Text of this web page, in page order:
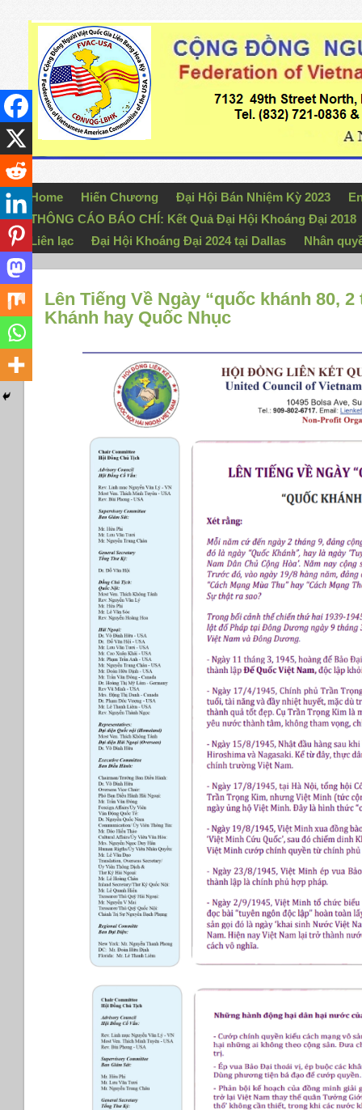
Home Hiến Chương Đại Hội Bán Nhiệm Kỳ 2023
THÔNG CÁO BÁO CHÍ: Kết Quả Đại Hội Khoáng Đại 2018
Liên lạc
Đại Hội Khoáng Đại 2024 tại Dallas Nhân
Lên Tiếng Về Ngày “quốc khánh 80,
Khánh hay Quốc Nhục